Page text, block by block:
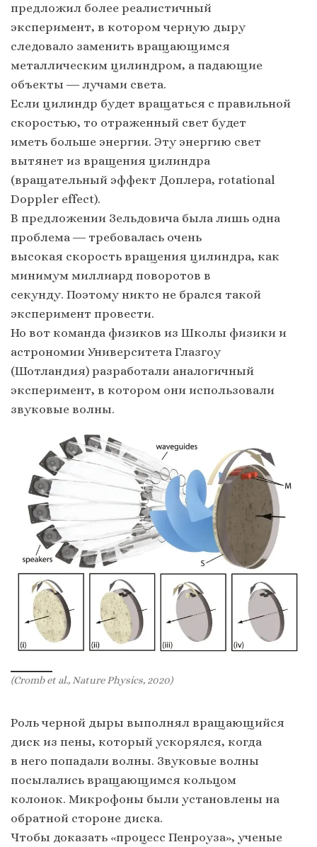
предложил более реалистичный
эксперимент, в котором черную дыру
следовало заменить вращающимся
металлическим цилиндром, а падающие
объекты ― лучами света.
Если цилиндр будет вращаться с правильной
скоростью, то отраженный свет будет
иметь больше энергии. Эту энергию свет
вытянет из вращения цилиндра
(вращательный эффект Доплера, rotational
Doppler effect).
В предложении Зельдовича была лишь одна
проблема ― требовалась очень
высокая скорость вращения цилиндра, как
минимум миллиард поворотов в
секунду. Поэтому никто не брался такой
эксперимент провести.
Но вот команда физиков из Школы физики и
астрономии Университета Глазгоу
(Шотландия) разработали аналогичный
эксперимент, в котором они использовали
звуковые волны.
(Cromb et al., Nature Physics, 2020)
Роль черной дыры выполнял вращающийся
диск из пены, который ускорялся, когда
в него попадали волны. Звуковые волны
посылались вращающимся кольцом
колонок. Микрофоны были установлены на
обратной стороне диска.
Чтобы доказать «процесс Пенроуза», ученые